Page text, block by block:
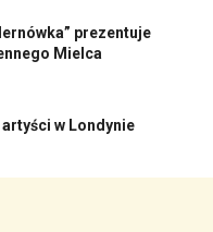
prezentuje
Mielca
w Londynie